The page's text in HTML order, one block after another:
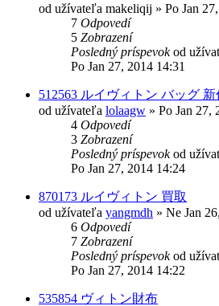
od užívateľa makeliqij » Po Jan
7 Odpovedí
5 Zobrazení
Posledný príspevokod
Po Jan 27, 2014 14:31
512563 ルイヴィトン バッグ 新
od užívateľa lolaagw » Po Jan 27,
4 Odpovedí
3 Zobrazení
Posledný príspevokod
Po Jan 27, 2014 14:24
870173 ルイヴィトン 買取
od užívateľa yangmdh » Ne Jan
6 Odpovedí
7 Zobrazení
Posledný príspevokod
Po Jan 27, 2014 14:22
535854 ヴィトン財布